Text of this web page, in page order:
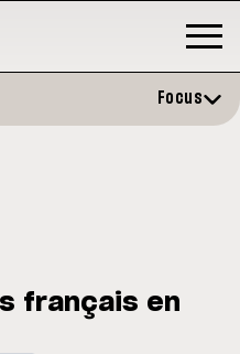
Focus
français en